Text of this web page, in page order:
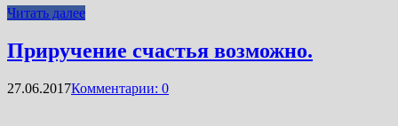
Читать далее
Приручение счастья возможно.
27.06.2017Комментарии: 0